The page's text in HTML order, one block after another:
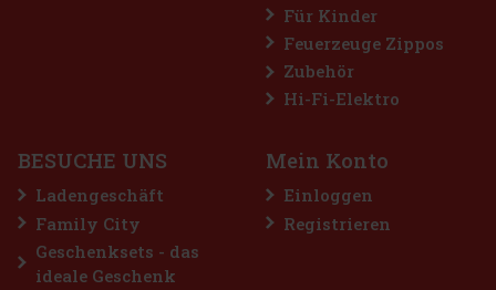
Für Kinder
Feuerzeuge Zippos
Zubehör
Hi-Fi-Elektro
BESUCHE UNS
Ladengeschäft
Family City
Geschenksets - das
ideale Geschenk
Mein Konto
Einloggen
Registrieren